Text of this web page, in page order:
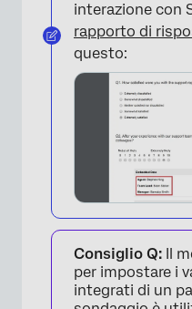
interazione con
rapporto di
questo:
Consiglio Q: Il
per impostare i
integrati di un